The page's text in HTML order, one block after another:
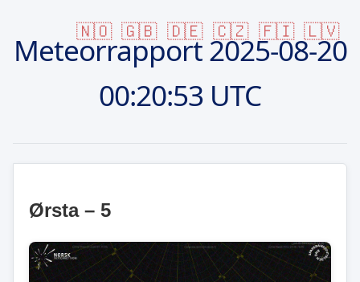
🇳🇴 🇬🇧 🇩🇪 🇨🇿 🇫🇮 🇱🇻
Meteorrapport2025-08-20
00:20:53 UTC
Ørsta – 5